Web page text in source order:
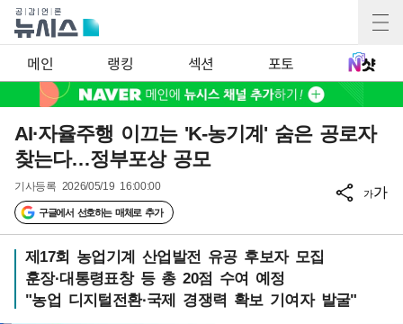
메인 랭킹 섹션 포토
AI·자율주행 이끄는 'K-농기계' 숨은 공로자
찾는다…정부포상 공모
기사등록 2026/05/19 16:00:00
구글에서 선호하는 매체로 추가
가가
제17회 농업기계 산업발전 유공 후보자 모집
훈장·대통령표창 등 총 20점 수여 예정
"농업 디지털전환·국제 경쟁력 확보 기여자 발굴"